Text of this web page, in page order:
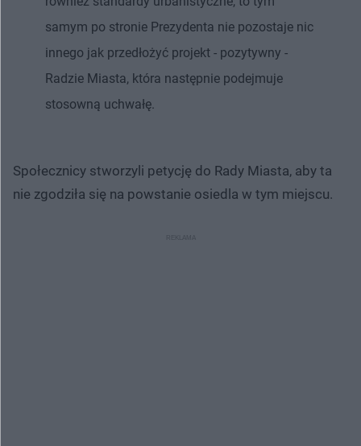
samym po stronie Prezydenta nie pozostaje nic
innego jak przedłożyć projekt - pozytywny -
Radzie Miasta, która następnie podejmuje
stosowną uchwałę.
Społecznicy stworzyli petycję do Rady Miasta, aby ta
nie zgodziła się na powstanie osiedla w tym miejscu.